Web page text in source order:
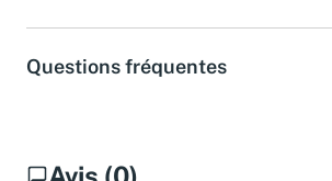
Questions fréquentes